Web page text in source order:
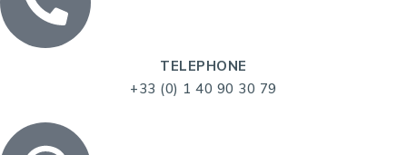
TELEPHONE
+33 (0) 1 40 90 30 79